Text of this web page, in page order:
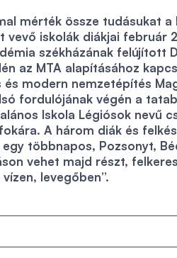
mérték össze tudásukat a
vevő iskolák diákjai február
székházának felújított
az MTA alapításához
modern nemzetépítés
fordulójának végén a
Iskola Légiósok nevű
A három diák és
többnapos, Pozsonyt,
vehet majd részt,
levegőben”.